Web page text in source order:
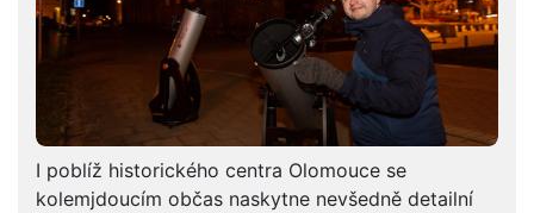
I poblíž historického centra Olomouce se
kolemjdoucím občas naskytne nevšedně detailní